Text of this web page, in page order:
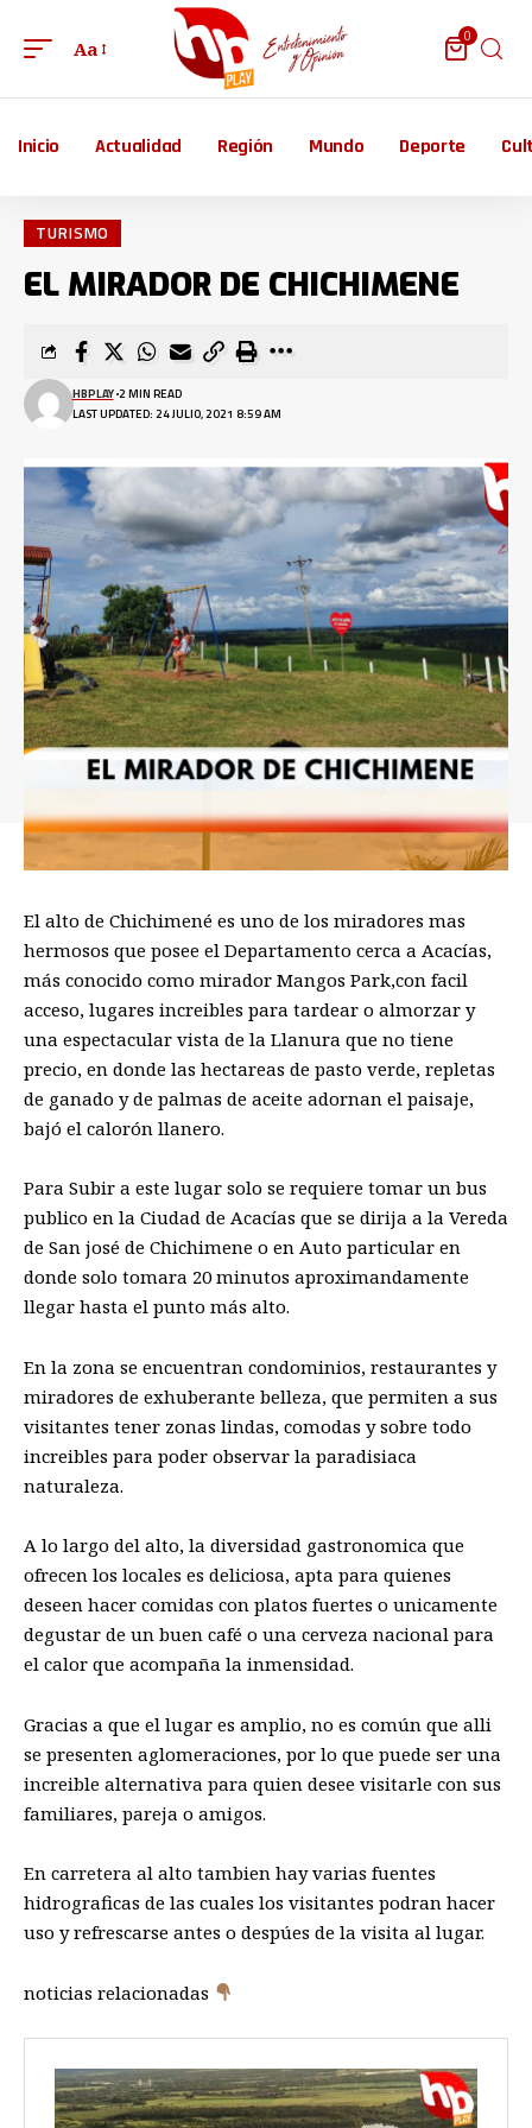
Aa
0
Inicio Actualidad Región Mundo Deporte
TURISMO
EL MIRADOR DE CHICHIMENE
LAST UPDATED: 24 JULIO, 2021 8:59 AM
HBPLAY 2 MIN READ
El alto de Chichimené es uno de los miradores mas
hermosos que posee el Departamento cerca a Acacías,
más conocido como mirador Mangos Park,con facil
acceso, lugares increibles para tardear o almorzar y
una espectacular vista de la Llanura que no tiene
precio, en donde las hectareas de pasto verde, repletas
de ganado y de palmas de aceite adornan el paisaje,
bajó el calorón llanero.
Para Subir a este lugar solo se requiere tomar un bus
publico en la Ciudad de Acacías que se dirija a la Vereda
de San josé de Chichimene o en Auto particular en
donde solo tomara 20 minutos aproximandamente
llegar hasta el punto más alto.
En la zona se encuentran condominios, restaurantes y
miradores de exhuberante belleza, que permiten a sus
visitantes tener zonas lindas, comodas y sobre todo
increibles para poder observar la paradisiaca
naturaleza.
A lo largo del alto, la diversidad gastronomica que
ofrecen los locales es deliciosa, apta para quienes
deseen hacer comidas con platos fuertes o unicamente
degustar de un buen café o una cerveza nacional para
el calor que acompaña la inmensidad.
Gracias a que el lugar es amplio, no es común que alli
se presenten aglomeraciones, por lo que puede ser una
increible alternativa para quien desee visitarle con sus
familiares, pareja o amigos.
En carretera al alto tambien hay varias fuentes
hidrograficas de las cuales los visitantes podran hacer
uso y refrescarse antes o despúes de la visita al lugar.
noticias relacionadas